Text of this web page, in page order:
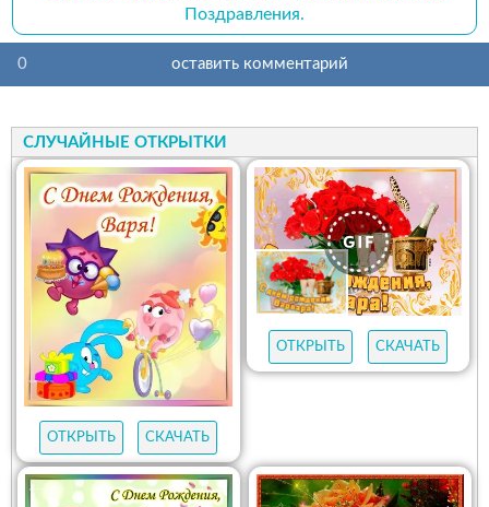
Поздравления.
0 оставить комментарий
СЛУЧАЙНЫЕ ОТКРЫТКИ
ОТКРЫТЬ СКАЧАТЬ
ОТКРЫТЬ СКАЧАТЬ